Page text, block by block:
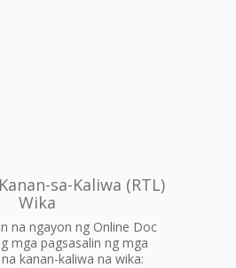
sa-Kaliwa (RTL)
Wika
na ngayon ng Online Doc
mga pagsasalin ng mga
kanan-kaliwa na wika: